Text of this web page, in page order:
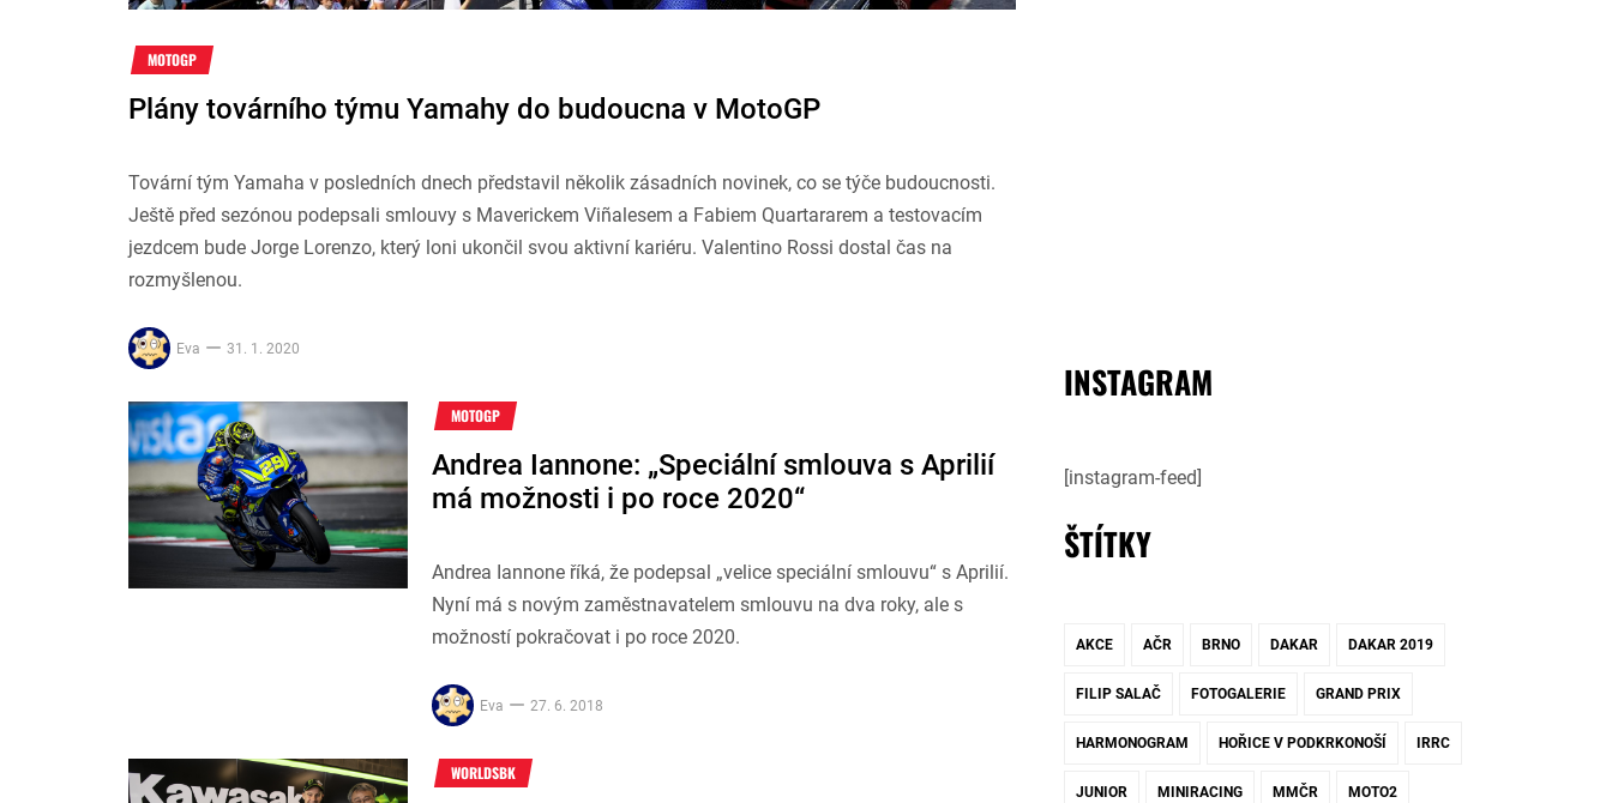
MOTOGP
Plány továrního týmu Yamahy do budoucna v MotoGP
Tovární tým Yamaha v posledních dnech představil několik zásadních novinek, co se týče budoucnosti.
Ještě před sezónou podepsali smlouvy s Maverickem Viñalesem a Fabiem Quartararem a testovacím
jezdcem bude Jorge Lorenzo, který loni ukončil svou aktivní kariéru. Valentino Rossi dostal čas na
rozmyšlenou.
Eva 31. 1. 2020
MOTOGP
Andrea Iannone: „Speciální smlouva s Aprilií
má možnosti i po roce 2020“
Andrea Iannone říká, že podepsal „velice speciální smlouvu“ s Aprilií.
Nyní má s novým zaměstnavatelem smlouvu na dva roky, ale s
možností pokračovat i po roce 2020.
Eva 27. 6. 2018
WORLDSBK
INSTAGRAM
[instagram-feed]
ŠTÍTKY
AKCE AČR BRNO DAKAR DAKAR 2019
FILIP SALAČ FOTOGALERIE GRAND PRIX
HARMONOGRAM HOŘICE V PODKRKONOŠÍ IRRC
JUNIOR MINIRACING MMČR MOTO2